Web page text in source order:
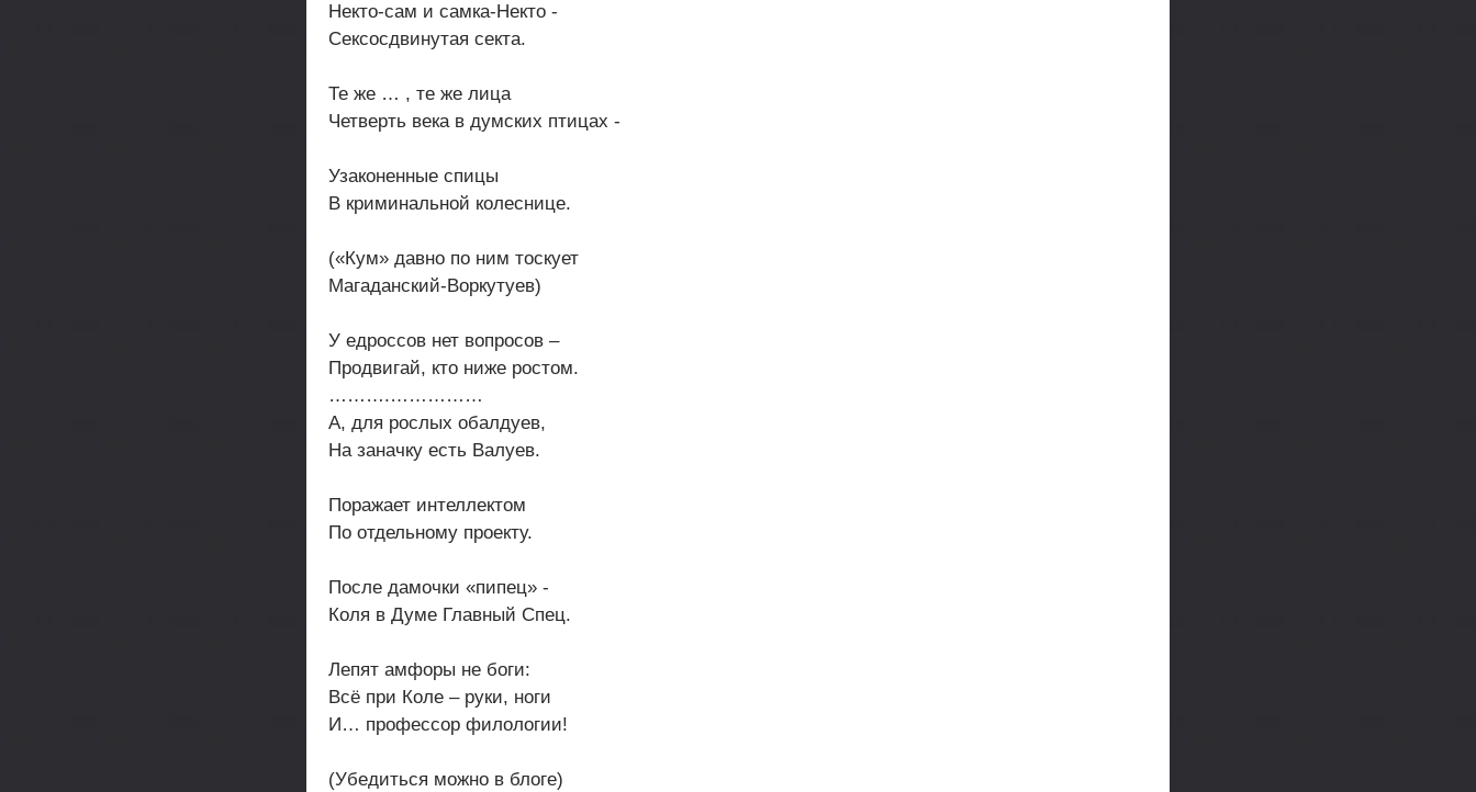
Некто-сам и самка-Некто -
Сексосдвинутая секта.
Те же … , те же лица
Четверть века в думских птицах -
Узаконенные спицы
В криминальной колеснице.
(«Кум» давно по ним тоскует
Магаданский-Воркутуев)
У едроссов нет вопросов –
Продвигай, кто ниже ростом.
……….……………
А, для рослых обалдуев,
На заначку есть Валуев.
Поражает интеллектом
По отдельному проекту.
После дамочки «пипец» -
Коля в Думе Главный Спец.
Лепят амфоры не боги:
Всё при Коле – руки, ноги
И… профессор филологии!
(Убедиться можно в блоге)